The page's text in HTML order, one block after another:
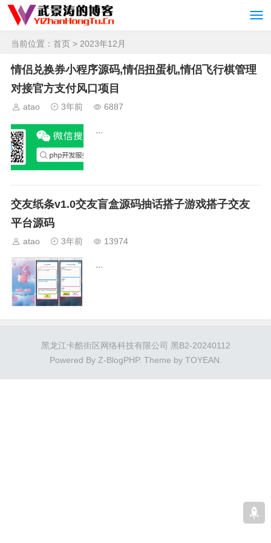
当前位置： 首页 > 2023年12月
情侣兑换券小程序源码,情侣扭蛋机,情侣飞行棋管理
对接官方支付风口项目
atao 3年前 6887
...
交友纸条v1.0交友盲盒源码抽话搭子游戏搭子交友
平台源码
atao 3年前 13974
...
黑龙江卡酷街区网络科技有限公司 黑B2-20240112
Powered By Z-BlogPHP. Theme by TOYEAN